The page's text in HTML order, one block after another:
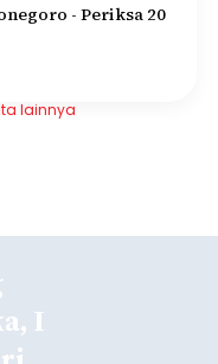
- Periksa 20
lainnya
I